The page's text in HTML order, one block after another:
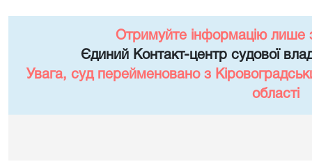
Отримуйте інформацію лише
Єдиний Контакт-центр судової
Увага, суд перейменовано з
області